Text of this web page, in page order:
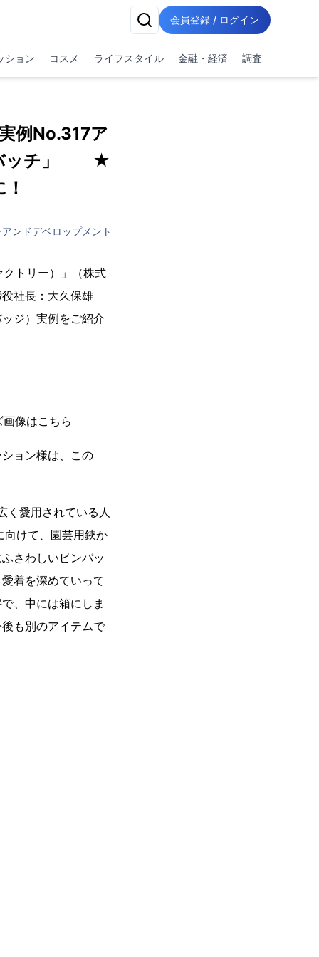
会員登録 / ログイン
ション コスメ ライフスタイル 金融・経済 調査
例No.317ア
バッチ」 ★
ンドデベロップメント
トリー）」（株式
社長：大久保雄
ジ）実例をご紹介
像はこちら
ョン様は、この
く愛用されている人
けて、園芸用鋏か
さわしいピンバッ
着を深めていって
、中には箱にしま
も別のアイテムで